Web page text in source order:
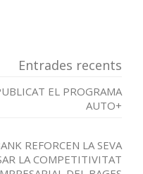
Entrades recents
EL PROGRAMA
AUTO+
REFORCEN LA SEVA
LA COMPETITIVITAT